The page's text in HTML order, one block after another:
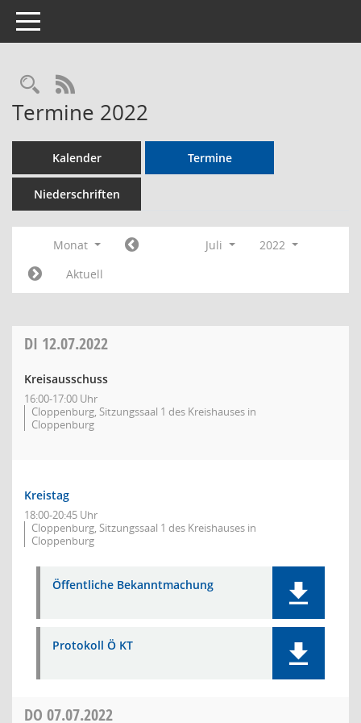
Toggle navigation
Rechercheauswahl
RSS-Feed
Termine 2022
Kalender Termine
Niederschriften
Monat Juli
2022
Aktuell
DI 12.07.2022
Kreisausschuss
16:00-17:00 Uhr
Cloppenburg, Sitzungssaal 1 des Kreishauses in
Cloppenburg
Kreistag
18:00-20:45 Uhr
Cloppenburg, Sitzungssaal 1 des Kreishauses in
Cloppenburg
Öffentliche Bekanntmachung
Protokoll Ö KT
DO 07.07.2022